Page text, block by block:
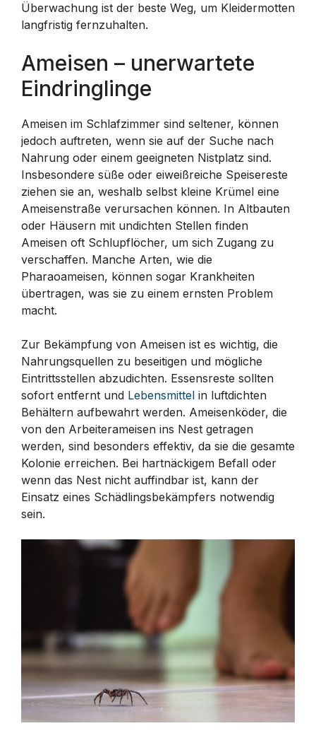
Überwachung ist der beste Weg, um Kleidermotten
langfristig fernzuhalten.
Ameisen – unerwartete
Eindringlinge
Ameisen im Schlafzimmer sind seltener, können
jedoch auftreten, wenn sie auf der Suche nach
Nahrung oder einem geeigneten Nistplatz sind.
Insbesondere süße oder eiweißreiche Speisereste
ziehen sie an, weshalb selbst kleine Krümel eine
Ameisenstraße verursachen können. In Altbauten
oder Häusern mit undichten Stellen finden
Ameisen oft Schlupflöcher, um sich Zugang zu
verschaffen. Manche Arten, wie die
Pharaoameisen, können sogar Krankheiten
übertragen, was sie zu einem ernsten Problem
macht.
Zur Bekämpfung von Ameisen ist es wichtig, die
Nahrungsquellen zu beseitigen und mögliche
Eintrittsstellen abzudichten. Essensreste sollten
sofort entfernt und Lebensmittel in luftdichten
Behältern aufbewahrt werden. Ameisenköder, die
von den Arbeiterameisen ins Nest getragen
werden, sind besonders effektiv, da sie die gesamte
Kolonie erreichen. Bei hartnäckigem Befall oder
wenn das Nest nicht auffindbar ist, kann der
Einsatz eines Schädlingsbekämpfers notwendig
sein.